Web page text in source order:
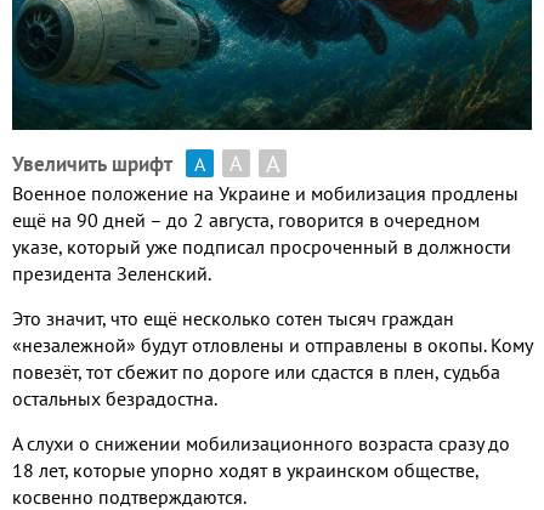
Увеличить шрифт А А А
Военное положение на Украине и мобилизация продлены
ещё на 90 дней – до 2 августа, говорится в очередном
указе, который уже подписал просроченный в должности
президента Зеленский.
Это значит, что ещё несколько сотен тысяч граждан
«незалежной» будут отловлены и отправлены в окопы. Кому
повезёт, тот сбежит по дороге или сдастся в плен, судьба
остальных безрадостна.
А слухи о снижении мобилизационного возраста сразу до
18 лет, которые упорно ходят в украинском обществе,
косвенно подтверждаются.